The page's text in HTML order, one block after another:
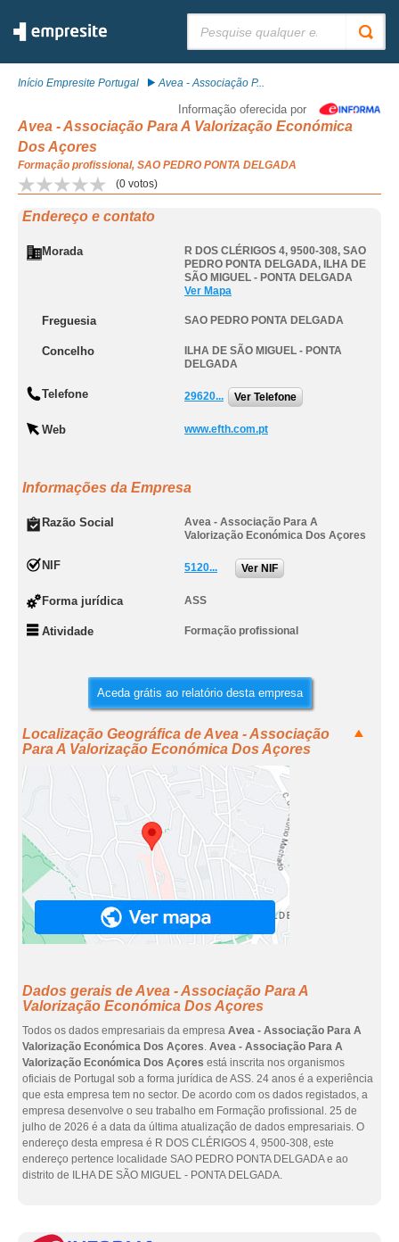
Início Empresite Portugal Avea - Associação P...
Informação oferecida por
Avea - Associação Para A Valorização Económica
Dos Açores
Formação profissional, SAO PEDRO PONTA DELGADA
(0 votos)
Endereço e contato
Morada R DOS CLÉRIGOS 4, 9500-308, SAO
PEDRO PONTA DELGADA, ILHA DE
SÃO MIGUEL - PONTA DELGADA
Ver Mapa
Freguesia SAO PEDRO PONTA DELGADA
Concelho
ILHA DE SÃO MIGUEL - PONTA
DELGADA
Telefone 29620... Ver Telefone
Web www.efth.com.pt
Informações da Empresa
Razão Social
Avea - Associação Para A
Valorização Económica Dos Açores
NIF 5120... Ver NIF
Forma jurídica ASS
Atividade Formação profissional
Aceda grátis ao relatório desta empresa
Localização Geográfica de Avea - Associação
Para A Valorização Económica Dos Açores
Dados gerais de Avea - Associação Para A
Valorização Económica Dos Açores
Todos os dados empresariais da empresa Avea - Associação Para A
Valorização Económica Dos Açores. Avea - Associação Para A
Valorização Económica Dos Açores está inscrita nos organismos
oficiais de Portugal sob a forma jurídica de ASS. 24 anos é a experiência
que esta empresa tem no sector. De acordo com os dados registados, a
empresa desenvolve o seu trabalho em Formação profissional. 25 de
julho de 2026 é a data da última atualização de dados empresariais. O
endereço desta empresa é R DOS CLÉRIGOS 4, 9500-308, este
endereço pertence localidade SAO PEDRO PONTA DELGADA e ao
distrito de ILHA DE SÃO MIGUEL - PONTA DELGADA.